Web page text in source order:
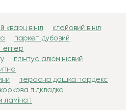
кварц вініл
клейовий вініл
паркет дубовий
еггер
плінтус алюмінієвий
терасна дошка тардекс
коркова підкладка
ламінат